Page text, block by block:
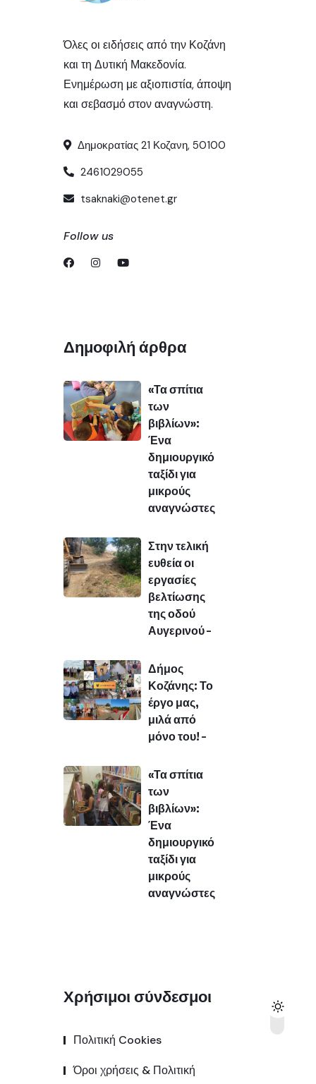
Όλες οι ειδήσεις από την Κοζάνη
και τη Δυτική Μακεδονία.
Ενημέρωση με αξιοπιστία, άποψη
και σεβασμό στον αναγνώστη.
Δημοκρατίας 21 Κοζανη, 50100
2461029055
tsaknaki@otenet.gr
Follow us
Δημοφιλή άρθρα
«Τα σπίτια
των
βιβλίων»:
Ένα
δημιουργικό
ταξίδι για
μικρούς
αναγνώστες
Στην τελική
ευθεία οι
εργασίες
βελτίωσης
της οδού
Αυγερινού –
Δήμος
Κοζάνης: Το
έργο μας,
μιλά από
μόνο του! –
«Τα σπίτια
των
βιβλίων»:
Ένα
δημιουργικό
ταξίδι για
μικρούς
αναγνώστες
Χρήσιμοι σύνδεσμοι
Πολιτική Cookies
Όροι χρήσεις & Πολιτική